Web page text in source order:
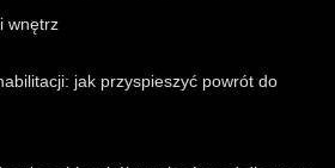
wnętrz
jak przyspieszyć powrót do